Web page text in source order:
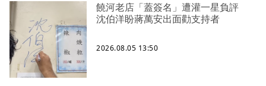
饒河老店「蓋簽名」遭灌一星負評
沈伯洋盼蔣萬安出面勸支持者
2026.08.05 13:50